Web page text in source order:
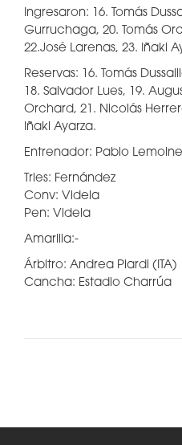
Ingresaron: 16. Tomás
Gurruchaga, 20. Tomás
22.José Larenas, 23. Iñaki
Reservas: 16. Tomás
18. Salvador Lues, 19.
Orchard, 21. Nicolás
Iñaki Ayarza.
Entrenador: Pablo Lemoine
Tries: Fernández
Conv: Videla
Pen: Videla
Amarilla:-
Árbitro: Andrea Piardi (ITA)
Cancha: Estadio Charrúa